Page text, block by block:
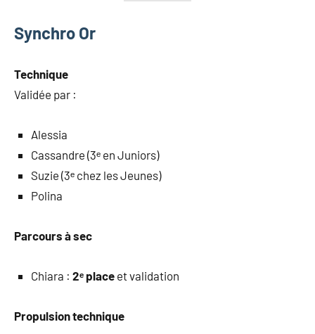
Synchro Or
Technique
Validée par :
Alessia
Cassandre (3ᵉ en Juniors)
Suzie (3ᵉ chez les Jeunes)
Polina
Parcours à sec
Chiara : 2ᵉ place et validation
Propulsion technique